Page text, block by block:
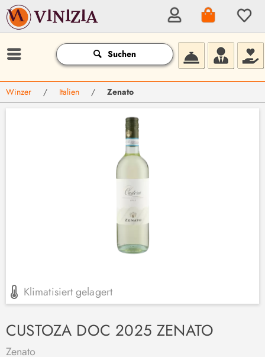
Suchen
Winzer / Italien / Zenato
Klimatisiert gelagert
CUSTOZA DOC 2025 ZENATO
Zenato